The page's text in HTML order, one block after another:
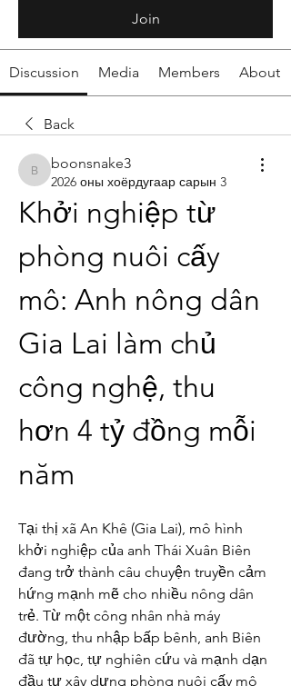
Join
Discussion Media Members About
Back
boonsnake3
boonsnake3
2026 оны хоёрдугаар сарын 3
Khởi nghiệp từ
phòng nuôi cấy
mô: Anh nông dân
Gia Lai làm chủ
công nghệ, thu
hơn 4 tỷ đồng mỗi
năm
Tại thị xã An Khê (Gia Lai), mô hình
khởi nghiệp của anh Thái Xuân Biên
đang trở thành câu chuyện truyền cảm
hứng mạnh mẽ cho nhiều nông dân
trẻ. Từ một công nhân nhà máy
đường, thu nhập bấp bênh, anh Biên
đã tự học, tự nghiên cứu và mạnh dạn
đầu tư xây dựng phòng nuôi cấy mô